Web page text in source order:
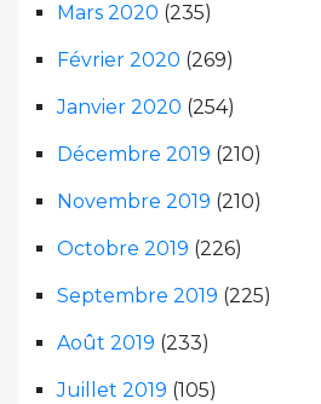
Mars 2020 (235)
Février 2020 (269)
Janvier 2020 (254)
Décembre 2019 (210)
Novembre 2019 (210)
Octobre 2019 (226)
Septembre 2019 (225)
Août 2019 (233)
Juillet 2019 (105)